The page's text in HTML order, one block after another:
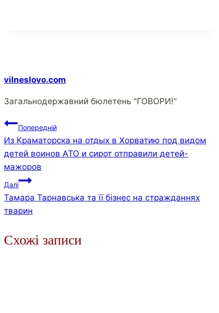
vilneslovo.com
Загальнодержавний бюлетень "ГОВОРИ!"
Навігація
записів
Попередній
Из Краматорска на отдых в Хорватию под видом
детей воинов АТО и сирот отправили детей-
мажоров
Далі
Тамара Тарнавська та її бізнес на стражданнях
тварин
Схожі записи